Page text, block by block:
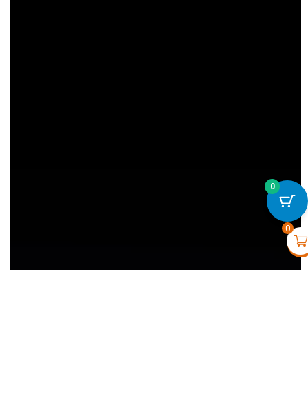
0
0
MotionProtect Curtain -